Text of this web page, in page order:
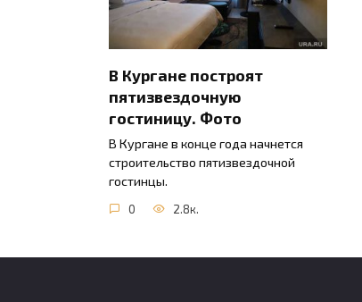
В Кургане построят
пятизвездочную
гостиницу. Фото
В Кургане в конце года начнется
строительство пятизвездочной
гостинцы.
0 2.8к.